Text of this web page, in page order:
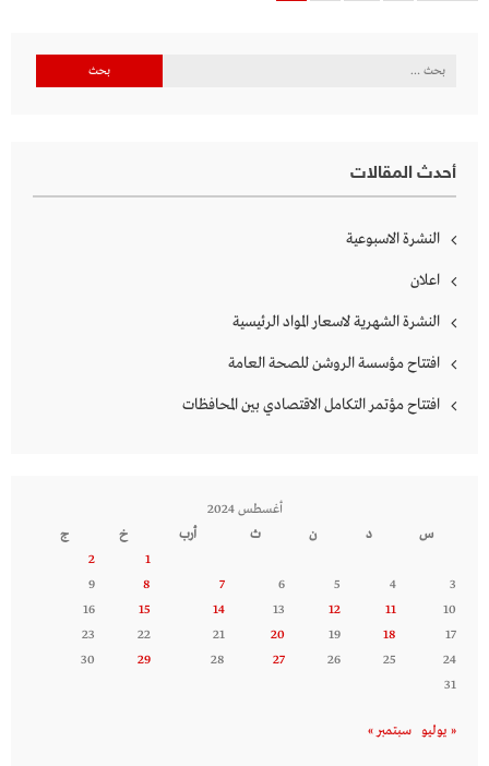
البحث
أحدث المقالات
النشرة الاسبوعية
اعلان
النشرة الشهرية لاسعار المواد الرئيسية
افتتاح مؤسسة الروشن للصحة العامة
افتتاح مؤتمر التكامل الاقتصادي بين المحافظات
أغسطس 2024
س
د ن ث أرب خ
ج
1
2
3
4
5
6
7
8
9
10
11
12
13
14
15
16
17
18
19
20
21
22
23
24
25
26
27
28
29
30
31
« يوليو سبتمبر »